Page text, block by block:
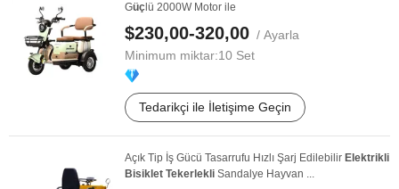
Güç lü 2000W Motor ile
$230,00-320,00 / Ayarla
Minimum miktar:10 Set
Tedarikçi ile İletişime Geçin
Açık Tip İş Gücü Tasarrufu Hızlı Şarj Edilebilir Elektrikli
Bisiklet Tekerlekli Sandalye Hayvan ...